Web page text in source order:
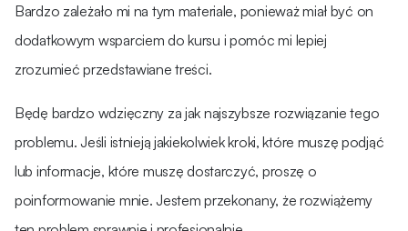
Bardzo zależało mi na tym materiale, ponieważ miał być on
dodatkowym wsparciem do kursu i pomóc mi lepiej
zrozumieć przedstawiane treści.
Będę bardzo wdzięczny za jak najszybsze rozwiązanie tego
problemu. Jeśli istnieją jakiekolwiek kroki, które muszę podjąć
lub informacje, które muszę dostarczyć, proszę o
poinformowanie mnie. Jestem przekonany, że rozwiążemy